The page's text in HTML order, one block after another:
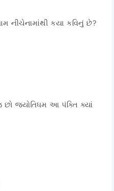
નીચેનામાંથી કયા કવિનું છે?
છો જ્યોતિધમ આ પંક્તિ ક્યાં